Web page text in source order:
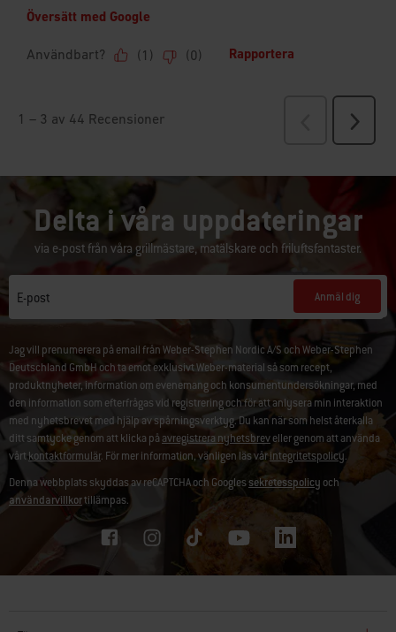
Delta i våra uppdateringar
via e-post från våra grillmästare, matälskare och friluftsfantaster.
E-post Anmäl dig
Jag vill prenumerera på email från Weber-Stephen Nordic A/S och Weber-Stephen
Deutschland GmbH och ta emot exklusivt Weber-material så som recept,
produktnyheter, information om evenemang och konsumentundersökningar, med
den information som efterfrågas vid registrering och för att anlysera min interaktion
med nyhetsbrevet med hjälp av spårningsverktyg. Du kan när som helst återkalla
ditt samtycke genom att klicka på avregistrera nyhetsbreveller genom att använda
vårt kontaktformulär. För mer information, vänligen läs vårintegritetspolicy.
Denna webbplats skyddas av reCAPTCHA och Googlessekretesspolicy och
användarvillkortillämpas.